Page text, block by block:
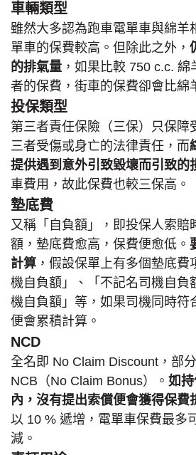
車輛類型
雖然大多認為跑車電單車與綿羊
單車的保費較高。但除此之外，
的排氣量 ，如果比較 750 c.c.
者的保費，街車的保費卻會比綿
投保類型
第三者責任保險（三保）只保障
三者受傷或身亡的法律責任，而
提供遇到意外引致毀壞而引致的
車費用，故此保費也較三保高。
墊底費
又稱「自負額」，即投保人索賠
額，墊底費愈高，保費便愈低。
計算 ，假設保單上有多個墊底費
機自負額」、「不記名司機自負
機自負額」等，如果司機同時符
便會累積計算。
NCD
全名即 No Claim Discount，部
NCB（No Claim Bonus）。 如
內，沒有提出索償便會獲得保費
以 10 % 遞增，電單車保費最多
減。